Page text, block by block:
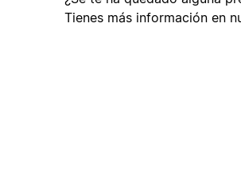
Tienes más información en